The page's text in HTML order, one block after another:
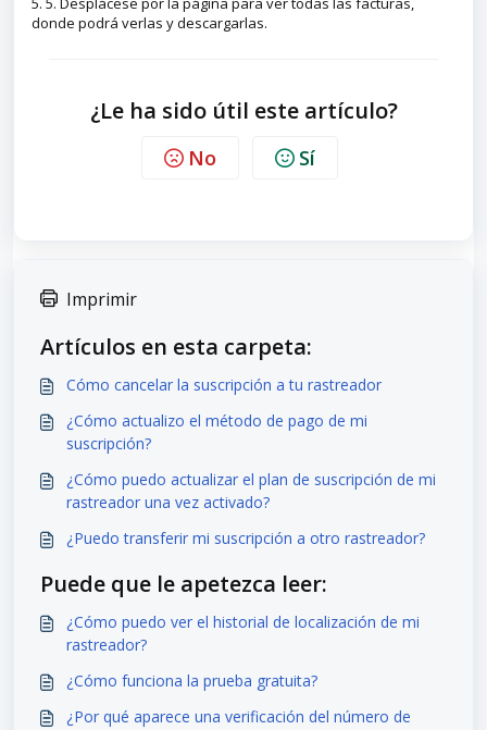
donde podrá verlas y descargarlas.
¿Le ha sido útil este artículo?
No Sí
Imprimir
Artículos en esta carpeta:
Cómo cancelar la suscripción a tu rastreador
¿Cómo actualizo el método de pago de mi
suscripción?
¿Cómo puedo actualizar el plan de suscripción de mi
rastreador una vez activado?
¿Puedo transferir mi suscripción a otro rastreador?
Puede que le apetezca leer:
¿Cómo puedo ver el historial de localización de mi
rastreador?
¿Cómo funciona la prueba gratuita?
¿Por qué aparece una verificación del número de